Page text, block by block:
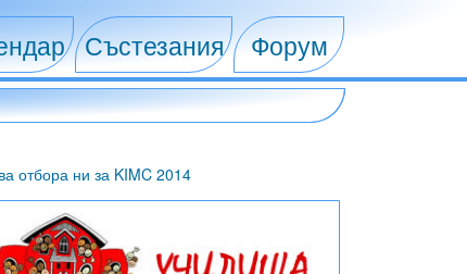
Състезания Форум
отбора ни за KIMC 2014